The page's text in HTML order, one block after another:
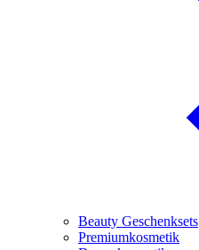
Beauty Geschenksets
Premiumkosmetik